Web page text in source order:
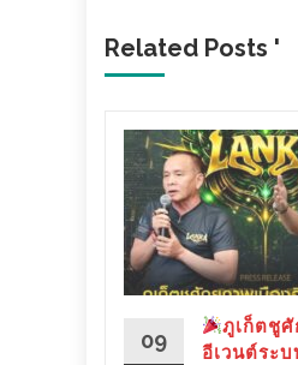
Related Posts '
09
ภูเก็ตชูศั
อีเวนต์ระ